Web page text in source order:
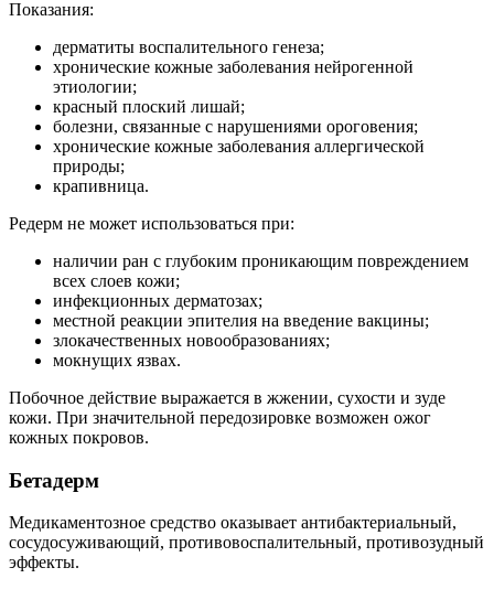
Показания:
дерматиты воспалительного генеза;
хронические кожные заболевания нейрогенной
этиологии;
красный плоский лишай;
болезни, связанные с нарушениями ороговения;
хронические кожные заболевания аллергической
природы;
крапивница.
Редерм не может использоваться при:
наличии ран с глубоким проникающим повреждением
всех слоев кожи;
инфекционных дерматозах;
местной реакции эпителия на введение вакцины;
злокачественных новообразованиях;
мокнущих язвах.
Побочное действие выражается в жжении, сухости и зуде
кожи. При значительной передозировке возможен ожог
кожных покровов.
Бетадерм
Медикаментозное средство оказывает антибактериальный,
сосудосуживающий, противовоспалительный, противозудный
эффекты.